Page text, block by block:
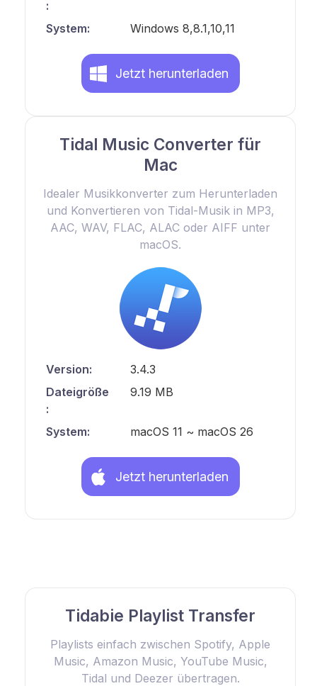
:
System: Windows 8,8.1,10,11
Jetzt herunterladen
Tidal Music Converter für
Mac
Idealer Musikkonverter zum Herunterladen
und Konvertieren von Tidal-Musik in MP3,
AAC, WAV, FLAC, ALAC oder AIFF unter
macOS.
Version:
3.4.3
Dateigröße
:
9.19 MB
System: macOS 11 ~ macOS 26
Jetzt herunterladen
Tidabie Playlist Transfer
Playlists einfach zwischen Spotify, Apple
Music, Amazon Music, YouTube Music,
Tidal und Deezer übertragen.